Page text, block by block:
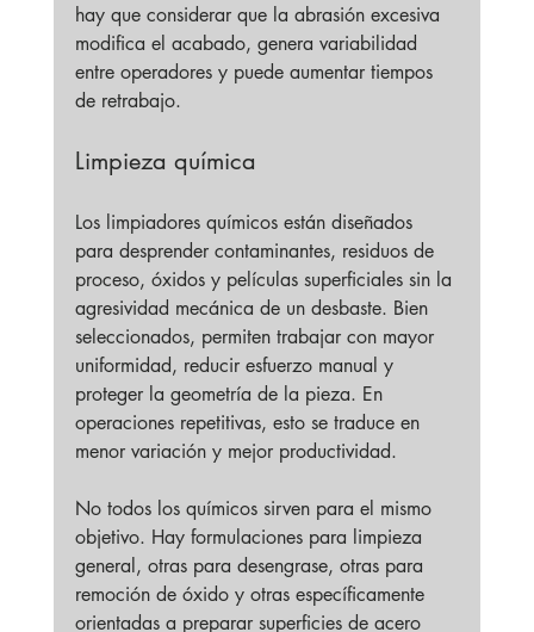
hay que considerar que la abrasión excesiva
modifica el acabado, genera variabilidad
entre operadores y puede aumentar tiempos
de retrabajo.
Limpieza química
Los limpiadores químicos están diseñados
para desprender contaminantes, residuos de
proceso, óxidos y películas superficiales sin la
agresividad mecánica de un desbaste. Bien
seleccionados, permiten trabajar con mayor
uniformidad, reducir esfuerzo manual y
proteger la geometría de la pieza. En
operaciones repetitivas, esto se traduce en
menor variación y mejor productividad.
No todos los químicos sirven para el mismo
objetivo. Hay formulaciones para limpieza
general, otras para desengrase, otras para
remoción de óxido y otras específicamente
orientadas a preparar superficies de acero